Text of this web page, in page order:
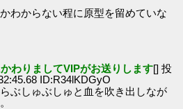
わからない程に原型を留めていな
わりましてVIPがお送りします[] 投
ID:R34lKDGyO
ぶしゅぶしゅと血を吹き出しなが